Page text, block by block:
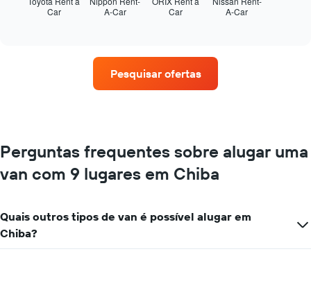
localizações
O
eixo
X
exibindo
Car
A-Car
Car
A-Car
Pesquisar ofertas
Perguntas frequentes sobre alugar uma
van com 9 lugares em Chiba
Quais outros tipos de van é possível alugar em
Chiba?